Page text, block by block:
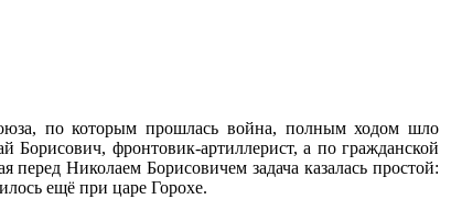
по которым прошлась война, полным ходом шло
Борисович, фронтовик-артиллерист, а по гражданской
Николаем Борисовичем задача казалась простой:
ещё при царе Горохе.